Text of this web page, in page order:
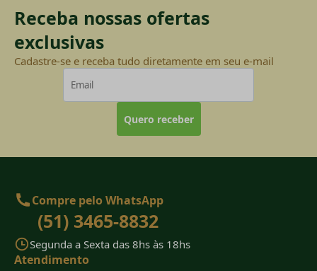
Receba nossas ofertas
exclusivas
Cadastre-se e receba tudo diretamente em seu e-mail
Quero receber
Compre pelo WhatsApp
(51) 3465-8832
Segunda a Sexta das 8hs às 18hs
Atendimento